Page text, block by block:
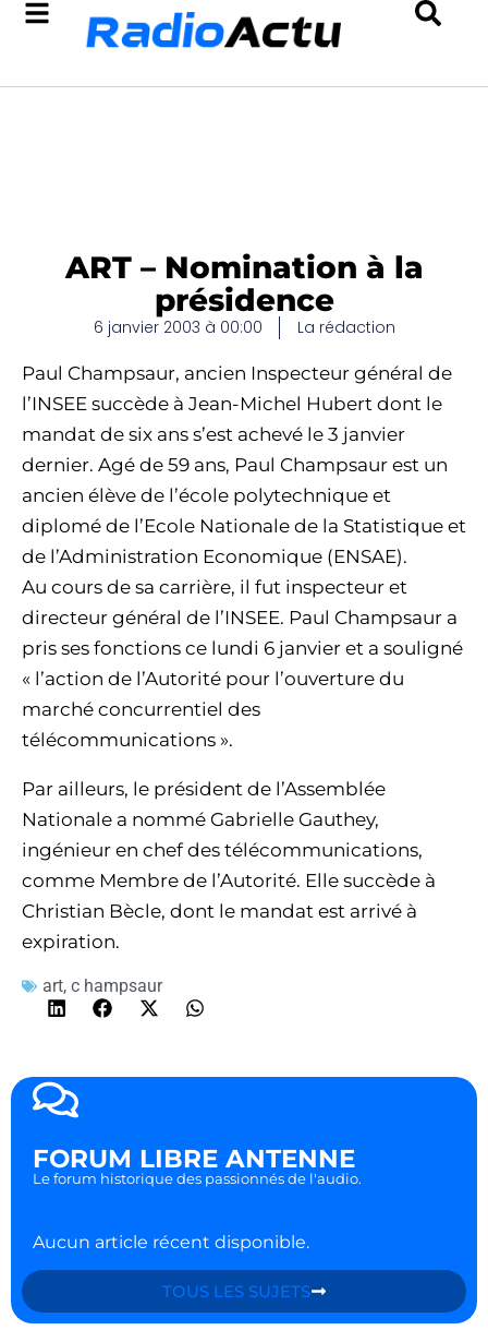
ART – Nomination à la
présidence
6 janvier 2003 à 00:00 La rédaction
Paul Champsaur, ancien Inspecteur général de
l’INSEE succède à Jean-Michel Hubert dont le
mandat de six ans s’est achevé le 3 janvier
dernier. Agé de 59 ans, Paul Champsaur est un
ancien élève de l’école polytechnique et
diplomé de l’Ecole Nationale de la Statistique et
de l’Administration Economique (ENSAE).
Au cours de sa carrière, il fut inspecteur et
directeur général de l’INSEE. Paul Champsaur a
pris ses fonctions ce lundi 6 janvier et a souligné
« l’action de l’Autorité pour l’ouverture du
marché concurrentiel des
télécommunications ».
Par ailleurs, le président de l’Assemblée
Nationale a nommé Gabrielle Gauthey,
ingénieur en chef des télécommunications,
comme Membre de l’Autorité. Elle succède à
Christian Bècle, dont le mandat est arrivé à
expiration.
art, c hampsaur
FORUM LIBRE ANTENNE
Le forum historique des passionnés de l'audio.
Aucun article récent disponible.
TOUS LES SUJETS